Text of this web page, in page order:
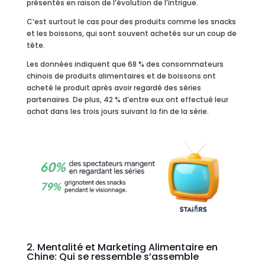
présentés en raison de l’évolution de l’intrigue.
C’est surtout le cas pour des produits comme les snacks
et les boissons, qui sont souvent achetés sur un coup de
tête.
Les données indiquent que 68 % des consommateurs
chinois de produits alimentaires et de boissons ont
acheté le produit après avoir regardé des séries
partenaires. De plus, 42 % d’entre eux ont effectué leur
achat dans les trois jours suivant la fin de la série.
2. Mentalité et Marketing Alimentaire en
Chine: Qui se ressemble s’assemble